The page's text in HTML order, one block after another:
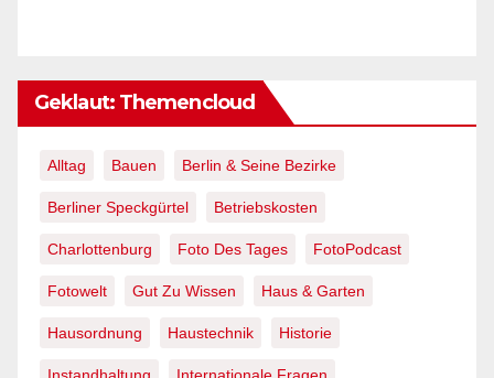
Geklaut: Themencloud
Alltag Bauen Berlin & Seine Bezirke
Berliner Speckgürtel Betriebskosten
Charlottenburg Foto Des Tages FotoPodcast
Fotowelt Gut Zu Wissen Haus & Garten
Hausordnung Haustechnik Historie
Instandhaltung Internationale Fragen